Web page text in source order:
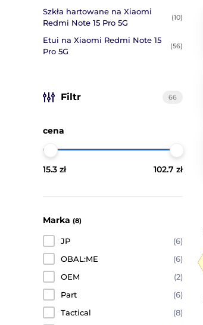
Szkła hartowane na Xiaomi
Redmi Note 15 Pro 5G
(10)
Etui na Xiaomi Redmi Note 15
Pro 5G
(56)
Filtr 66
cena
15.3 zł 102.7 zł
Marka (8)
JP
(6)
OBAL:ME
(6)
OEM
(2)
Part
(6)
Tactical
(8)